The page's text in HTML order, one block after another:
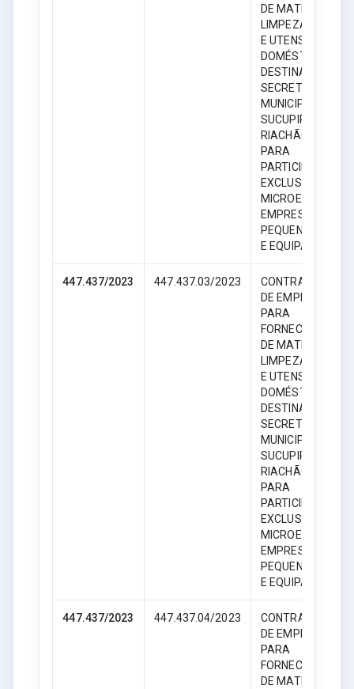
DE MATERIAL DE
LIMPEZA, HIGIENE
E UTENSÍLIOS
DOMÉSTICOS,
DESTINADO AS
SECRETARIAS
MUNICIPAIS DE
SUCUPIRA DO
RIACHÃO – MA,
PARA
PARTICIPAÇÃO
EXCLUSIVA DE
EMPRESAS DE
PEQUENO PORTE
E EQUIPARADAS.
447.437/2023 447.437.03/2023
CONTRATAÇÃO
DE EMPRESA
PARA
FORNECIMENTO
DE MATERIAL DE
LIMPEZA, HIGIENE
E UTENSÍLIOS
DOMÉSTICOS,
DESTINADO AS
SECRETARIAS
MUNICIPAIS DE
SUCUPIRA DO
RIACHÃO – MA,
PARA
PARTICIPAÇÃO
EXCLUSIVA DE
EMPRESAS DE
PEQUENO PORTE
E EQUIPARADAS.
447.437/2023 447.437.04/2023
CONTRATAÇÃO
DE EMPRESA
PARA
FORNECIMENTO
DE MATERIAL DE